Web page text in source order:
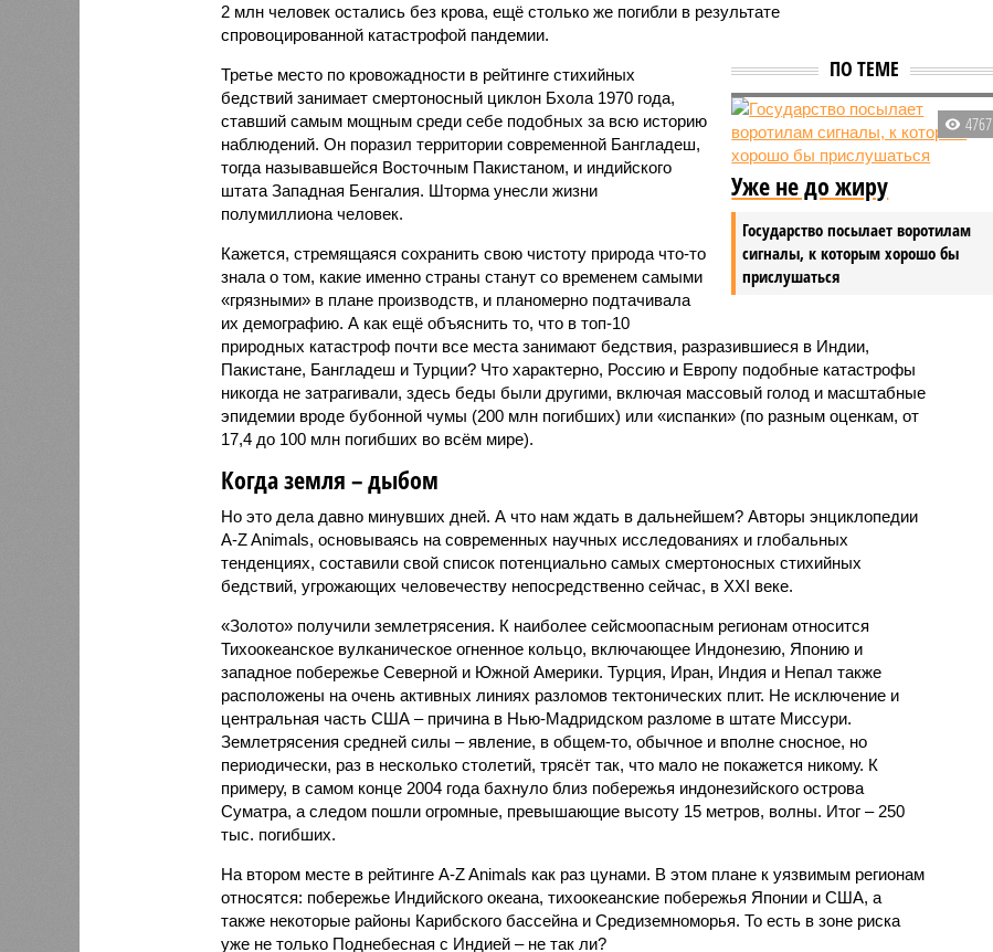
2 млн человек остались без крова, ещё столько же погибли в результате
спровоцированной катастрофой пандемии.
ПО ТЕМЕ
4767
Уже не до жиру
Государство посылает воротилам
сигналы, к которым хорошо бы
прислушаться
Третье место по кровожадности в рейтинге стихийных
бедствий занимает смертоносный циклон Бхола 1970 года,
ставший самым мощным среди себе подобных за всю историю
наблюдений. Он поразил территории современной Бангладеш,
тогда называвшейся Восточным Пакистаном, и индийского
штата Западная Бенгалия. Шторма унесли жизни
полумиллиона человек.
Кажется, стремящаяся сохранить свою чистоту природа что-то
знала о том, какие именно страны станут со временем самыми
«грязными» в плане производств, и планомерно подтачивала
их демографию. А как ещё объяснить то, что в топ-10
природных катастроф почти все места занимают бедствия, разразившиеся в Индии,
Пакистане, Бангладеш и Турции? Что характерно, Россию и Европу подобные катастрофы
никогда не затрагивали, здесь беды были другими, включая массовый голод и масштабные
эпидемии вроде бубонной чумы (200 млн погибших) или «испанки» (по разным оценкам, от
17,4 до 100 млн погибших во всём мире).
Когда земля – дыбом
Но это дела давно минувших дней. А что нам ждать в дальнейшем? Авторы энциклопедии
A-Z Animals, основываясь на современных научных исследованиях и глобальных
тенденциях, составили свой список потенциально самых смертоносных стихийных
бедствий, угрожающих человечеству непосредственно сейчас, в XXI веке.
«Золото» получили землетрясения. К наиболее сейсмоопасным регионам относится
Тихоокеанское вулканическое огненное кольцо, включающее Индонезию, Японию и
западное побережье Северной и Южной Америки. Турция, Иран, Индия и Непал также
расположены на очень активных линиях разломов тектонических плит. Не исключение и
центральная часть США – причина в Нью-Мадридском разломе в штате Миссури.
Землетрясения средней силы – явление, в общем-то, обычное и вполне сносное, но
периодически, раз в несколько столетий, трясёт так, что мало не покажется никому. К
примеру, в самом конце 2004 года бахнуло близ побережья индонезийского острова
Суматра, а следом пошли огромные, превышающие высоту 15 метров, волны. Итог – 250
тыс. погибших.
На втором месте в рейтинге A-Z Animals как раз цунами. В этом плане к уязвимым регионам
относятся: побережье Индийского океана, тихо­океанские побережья Японии и США, а
также некоторые районы Карибского бассейна и Средиземноморья. То есть в зоне риска
уже не только Поднебесная с Индией – не так ли?